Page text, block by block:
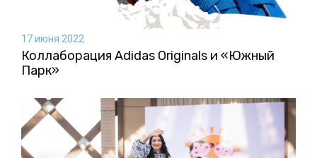
17 июня 2022
Коллаборация Аdidas Originals и «Южный
Парк»